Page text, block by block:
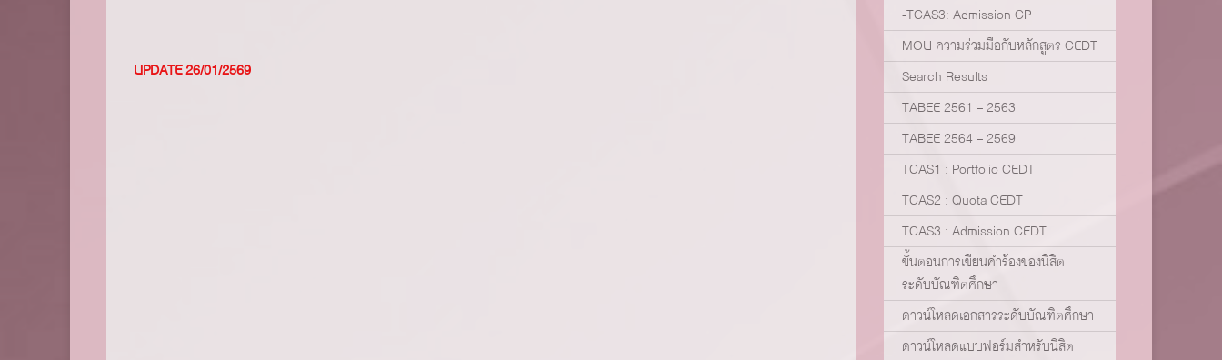
UPDATE 26/01/2569
-TCAS3: Admission CP
MOU ความร่วมมือกับหลักสูตร CEDT
Search Results
TABEE 2561 – 2563
TABEE 2564 – 2569
TCAS1 : Portfolio CEDT
TCAS2 : Quota CEDT
TCAS3 : Admission CEDT
ขั้นตอนการเขียนคำร้องของนิสิต
ระดับบัณฑิตศึกษา
ดาวน์โหลดเอกสารระดับบัณฑิตศึกษา
ดาวน์โหลดแบบฟอร์มสำหรับนิสิต